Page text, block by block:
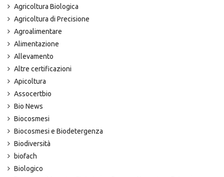
Agricoltura Biologica
Agricoltura di Precisione
Agroalimentare
Alimentazione
Allevamento
Altre certificazioni
Apicoltura
Assocertbio
Bio News
Biocosmesi
Biocosmesi e Biodetergenza
Biodiversità
biofach
Biologico